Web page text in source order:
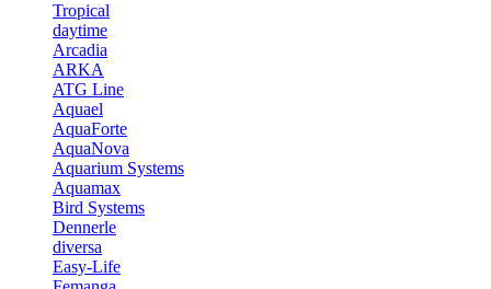
Tropical
daytime
Arcadia
ARKA
ATG Line
Aquael
AquaForte
AquaNova
Aquarium Systems
Aquamax
Bird Systems
Dennerle
diversa
Easy-Life